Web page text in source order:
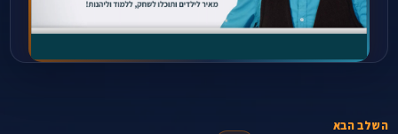
השלב הבא